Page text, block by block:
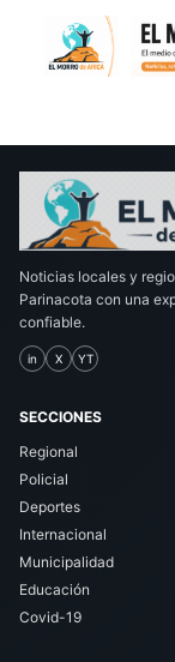
Noticias locales y
Parinacota con una
confiable.
in X YT
SECCIONES
Regional
Policial
Deportes
Internacional
Municipalidad
Educación
Covid-19